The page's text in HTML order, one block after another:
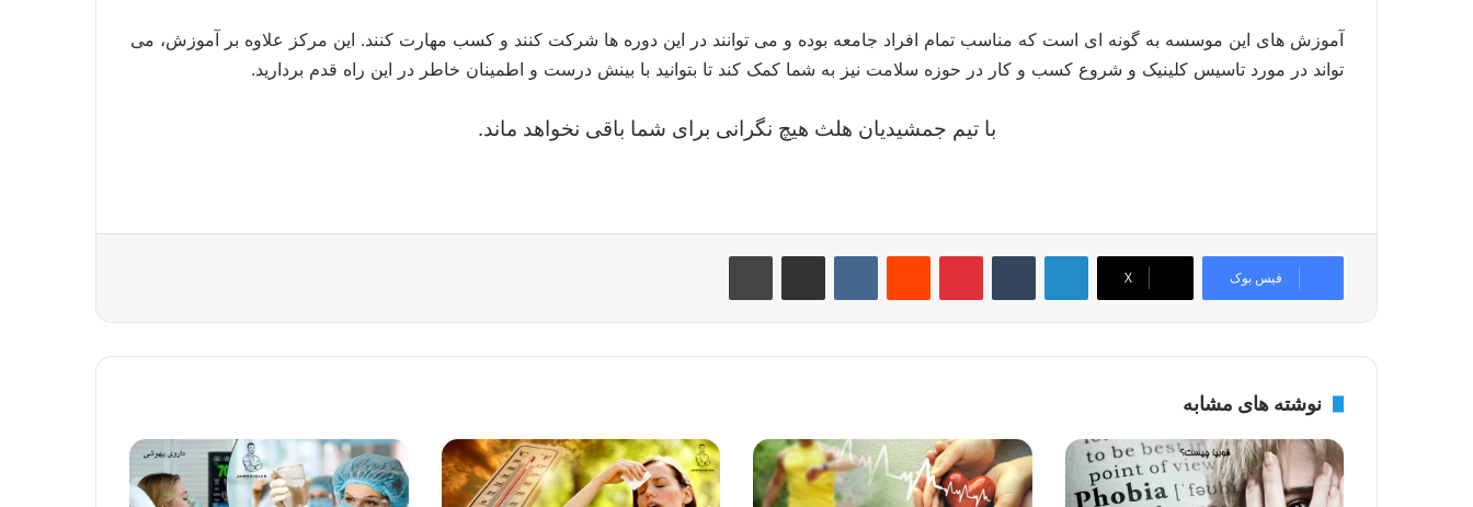
آموزش های این موسسه به گونه ای است که مناسب تمام افراد جامعه بوده و می توانند در این دوره ها شرکت کنند و کسب مهارت کنند. این مرکز علاوه بر آموزش، می
تواند در مورد تاسیس کلینیک و شروع کسب و کار در حوزه سلامت نیز به شما کمک کند تا بتوانید با بینش درست و اطمینان خاطر در این راه قدم بردارید.
با تیم جمشیدیان هلث هیچ نگرانی برای شما باقی نخواهد ماند.
فیس بوک X
لینکدین ‫پین‌ترست ‫رددیت اشتراک گذاری از طریق ایمیل
نوشته های مشابه